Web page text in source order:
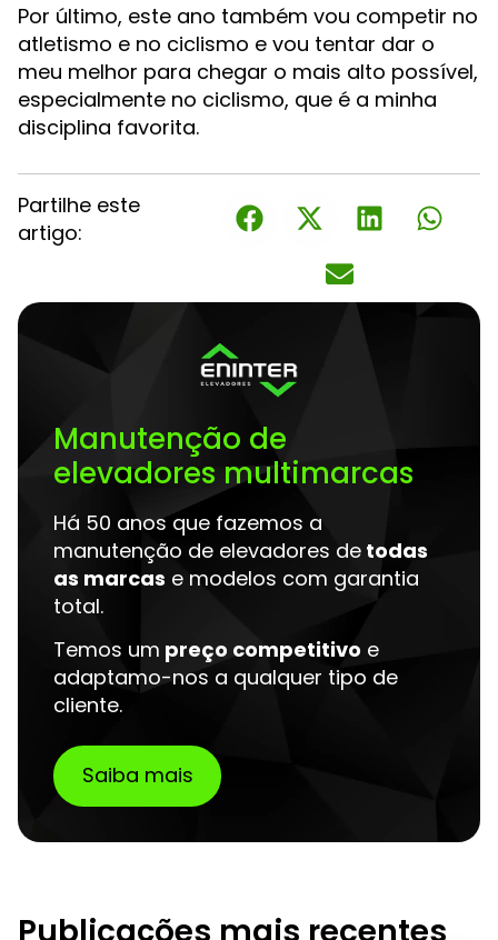
Por último, este ano também vou competir no
atletismo e no ciclismo e vou tentar dar o
meu melhor para chegar o mais alto possível,
especialmente no ciclismo, que é a minha
disciplina favorita.
Partilhe este
artigo:
Manutenção de
elevadores multimarcas
Há 50 anos que fazemos a
manutenção de elevadores de todas
as marcas e modelos com garantia
total.
Temos um preço competitivo e
adaptamo-nos a qualquer tipo de
cliente.
Saiba mais
Publicações mais recentes